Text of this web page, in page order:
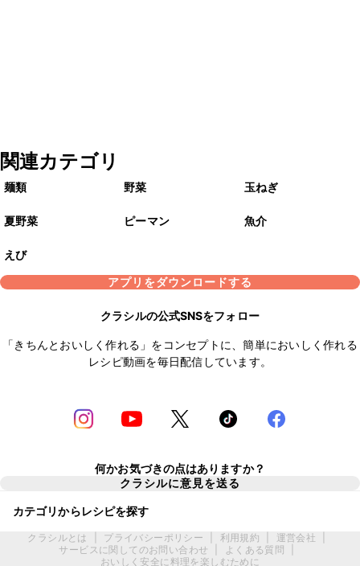
関連カテゴリ
麺類 野菜 玉ねぎ
夏野菜 ピーマン 魚介
えび
アプリをダウンロードする
クラシルの公式SNSをフォロー
「きちんとおいしく作れる」をコンセプトに、簡単においしく作れる
レシピ動画を毎日配信しています。
何かお気づきの点はありますか？
クラシルに意見を送る
カテゴリからレシピを探す
クラシルとは プライバシーポリシー 利用規約 運営会社
サービスに関してのお問い合わせ
よくある質問
おいしく安全に料理を楽しむために